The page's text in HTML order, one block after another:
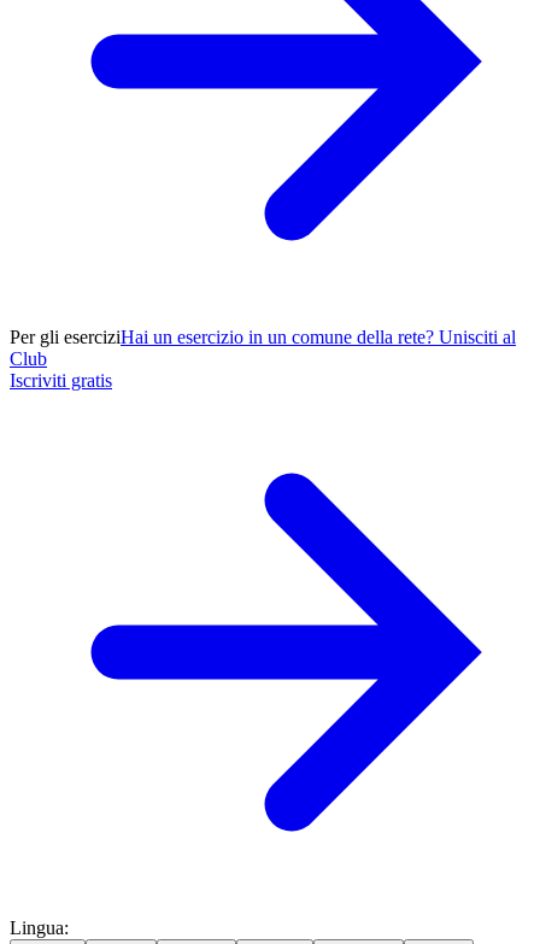
Per gli eserciziHai un esercizio in un comune della rete? Unisciti al
Club
Iscriviti gratis
Lingua: